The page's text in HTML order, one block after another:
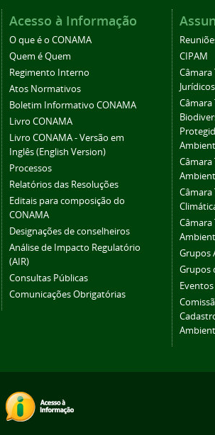
Acesso à Informação
O que é o CONAMA
Quem é Quem
Regimento Interno
Atos Normativos
Boletim Informativo CONAMA
Livro CONAMA
Livro CONAMA - Versão em
Inglês (English Version)
Processos
Relatórios das Resoluções
Editais para composição do
CONAMA
Designações de conselheiros
Análise de Impacto Regulatório
(AIR)
Consultas Públicas
Comunicações Obrigatórias
CIPAM
Câmara
Jurídicos
Câmara
Câmara
Câmara
Câmara
Grupos
Grupos